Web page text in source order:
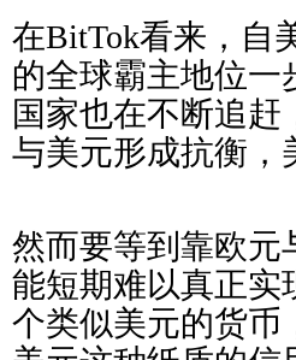
在BitTok看来，自
的全球霸主地位一
国家也在不断追
与美元形成抗衡，
然而要等到靠欧元
能短期难以真正实
个类似美元的货币